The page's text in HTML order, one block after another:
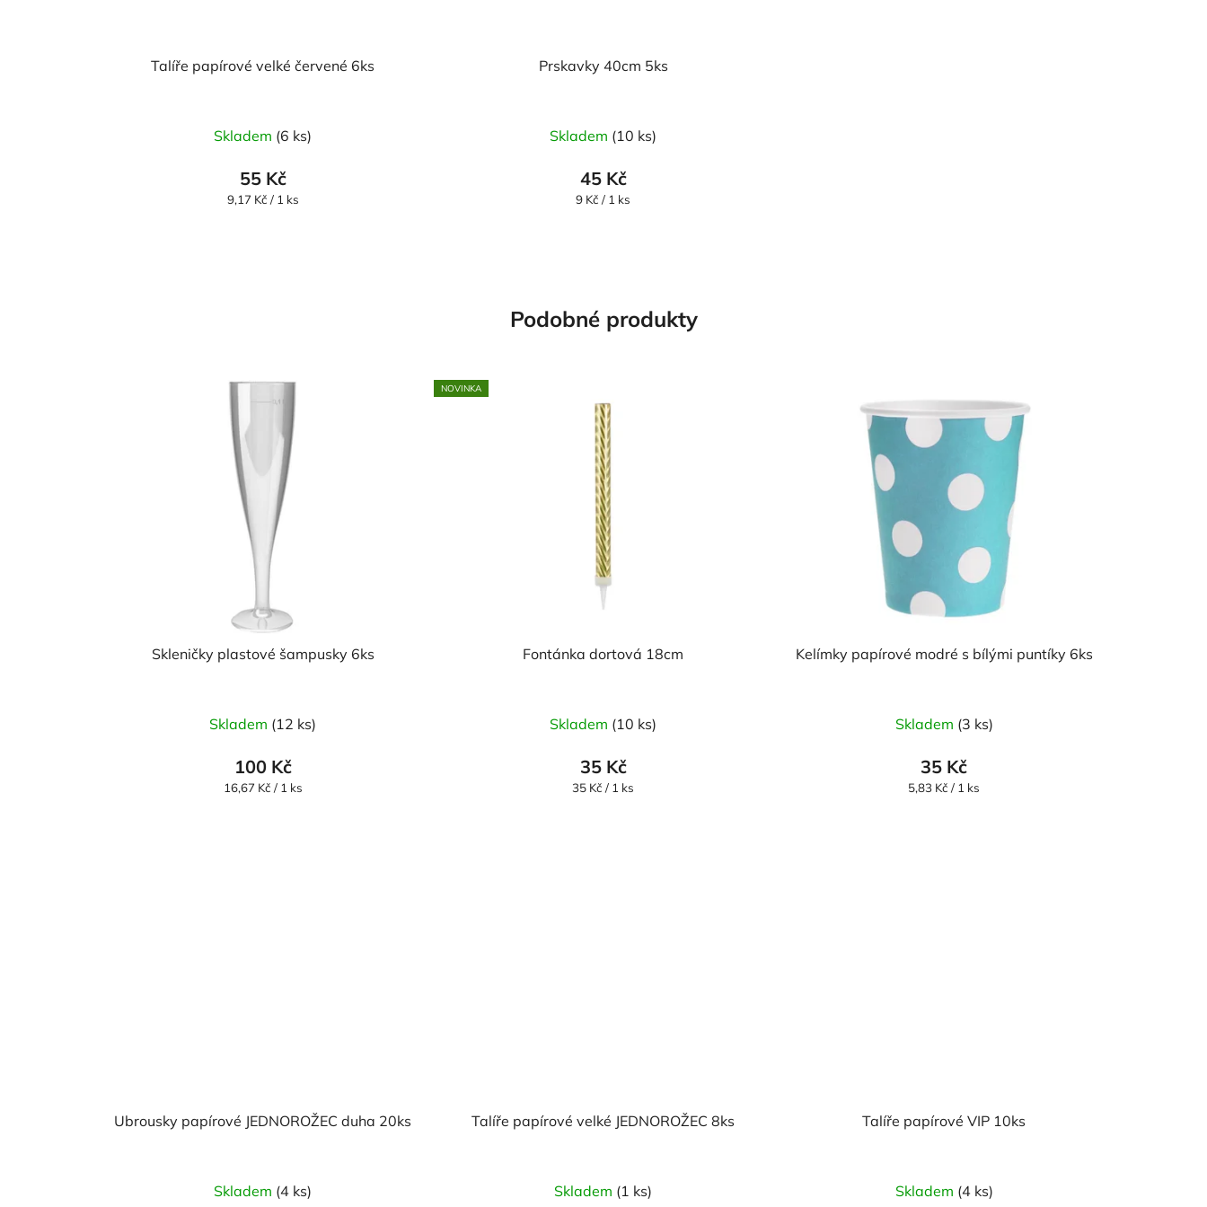
Talíře papírové velké červené 6ks
Skladem (6 ks)
55 Kč
Měrná
9,17 Kč / 1 ks
Prskavky 40cm 5ks
Skladem (10 ks)
45 Kč
Měrná
9 Kč / 1 ks
Podobné produkty
Skleničky plastové šampusky 6ks
Skladem (12 ks)
100 Kč
Měrná
16,67 Kč / 1 ks
NOVINKA
Fontánka dortová 18cm
Skladem (10 ks)
35 Kč
Měrná
35 Kč / 1 ks
Kelímky papírové modré s bílými puntíky 6ks
Skladem (3 ks)
35 Kč
Měrná
5,83 Kč / 1 ks
Ubrousky papírové JEDNOROŽEC duha 20ks
Skladem (4 ks)
Talíře papírové velké JEDNOROŽEC 8ks
Skladem (1 ks)
Talíře papírové VIP 10ks
Skladem (4 ks)